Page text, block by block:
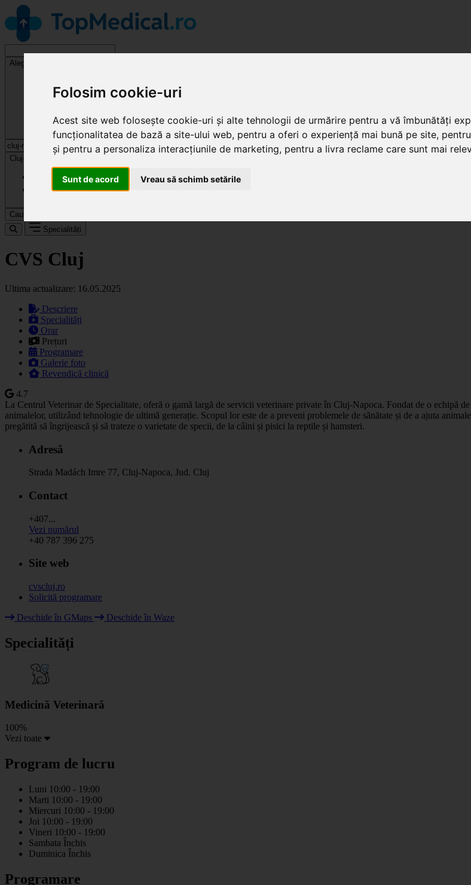
Folosim cookie-uri
Acest site web folosește cookie-uri și alte tehnologii de urmărire pentru a vă îmbunătăți
funcționalitatea de bază a site-ului web, pentru a oferi o experiență mai bună pe site,
și pentru a personaliza interacțiunile de marketing, pentru a livra reclame care sunt mai
Sunt de acord Vreau să schimb setările
Alege o specialitate
Cluj-Napoca
Caută
Specialități
CVS Cluj
Ultima actualizare: 16.05.2025
Descriere
Specialități
Orar
Prețuri
Programare
Galerie foto
Revendică clinică
4.7
La Centrul Veterinar de Specialitate, oferă o gamă largă de servicii veterinare private în Cluj-Napoca. Fondat de o echipă
animalelor, utilizând tehnologie de ultimă generație. Scopul lor este de a preveni problemele de sănătate și de a ajuta
pregătită să îngrijească și să trateze o varietate de specii, de la câini și pisici la reptile și hamsteri.
Adresă
Strada Madách Imre 77, Cluj-Napoca, Jud. Cluj
Contact
+407...
Vezi numărul
+40 787 396 275
Site web
cvscluj.ro
Solicită programare
−
Deschide în GMaps
Deschide în Waze
Specialități
Medicină Veterinară
100%
Vezi toate
Program de lucru
Luni 10:00 - 19:00
Marti 10:00 - 19:00
Miercuri 10:00 - 19:00
Joi 10:00 - 19:00
Vineri 10:00 - 19:00
Sambata Închis
Duminica Închis
Programare